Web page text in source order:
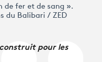
de fer et de sang ».
du Balibari / ZED
pour les